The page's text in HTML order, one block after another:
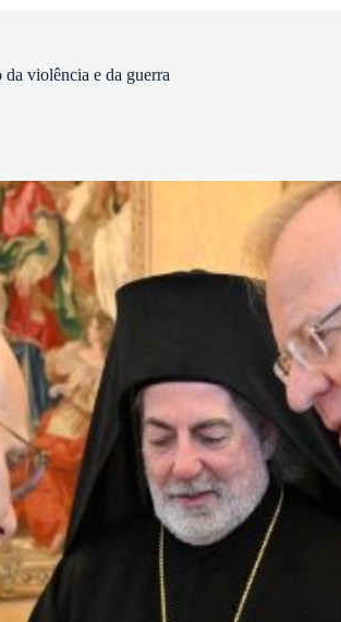
violência e da guerra